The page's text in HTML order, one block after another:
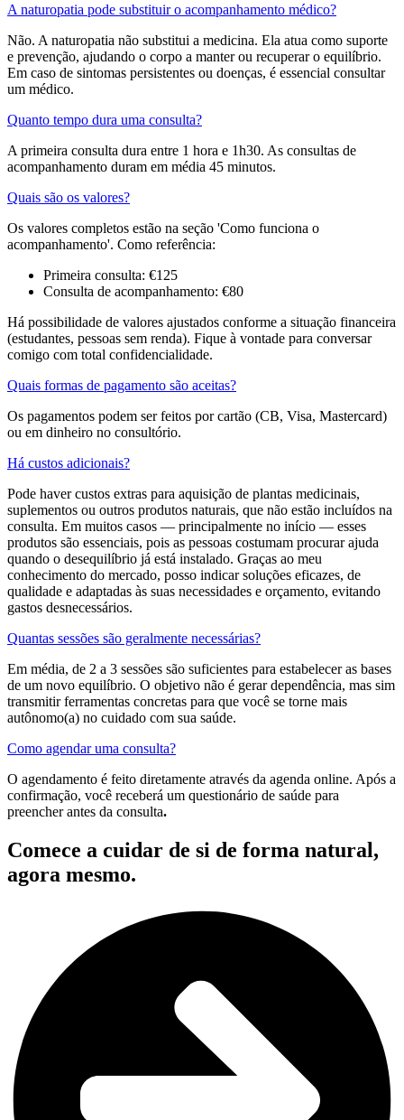
A naturopatia pode substituir o acompanhamento médico?
Não. A naturopatia não substitui a medicina. Ela atua como suporte
e prevenção, ajudando o corpo a manter ou recuperar o equilíbrio.
Em caso de sintomas persistentes ou doenças, é essencial consultar
um médico.
Quanto tempo dura uma consulta?
A primeira consulta dura entre 1 hora e 1h30. As consultas de
acompanhamento duram em média 45 minutos.
Quais são os valores?
Os valores completos estão na seção 'Como funciona o
acompanhamento'. Como referência:
Primeira consulta: €125
Consulta de acompanhamento: €80
Há possibilidade de valores ajustados conforme a situação financeira
(estudantes, pessoas sem renda). Fique à vontade para conversar
comigo com total confidencialidade.
Quais formas de pagamento são aceitas?
Os pagamentos podem ser feitos por cartão (CB, Visa, Mastercard)
ou em dinheiro no consultório.
Há custos adicionais?
Pode haver custos extras para aquisição de plantas medicinais,
suplementos ou outros produtos naturais, que não estão incluídos na
consulta. Em muitos casos — principalmente no início — esses
produtos são essenciais, pois as pessoas costumam procurar ajuda
quando o desequilíbrio já está instalado. Graças ao meu
conhecimento do mercado, posso indicar soluções eficazes, de
qualidade e adaptadas às suas necessidades e orçamento, evitando
gastos desnecessários.
Quantas sessões são geralmente necessárias?
Em média, de 2 a 3 sessões são suficientes para estabelecer as bases
de um novo equilíbrio. O objetivo não é gerar dependência, mas sim
transmitir ferramentas concretas para que você se torne mais
autônomo(a) no cuidado com sua saúde.
Como agendar uma consulta?
O agendamento é feito diretamente através da agenda online. Após a
confirmação, você receberá um questionário de saúde para
preencher antes da consulta.
Comece a cuidar de si de forma natural,
agora mesmo.